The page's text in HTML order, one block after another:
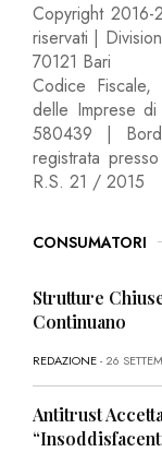
Copyright
riservati |
70121 Bari
Codice
delle Imprese
580439 |
registrata
R.S. 21 / 2015
CONSUMATORI
Strutture
Continuano
REDAZIONE- 26
Antitrust